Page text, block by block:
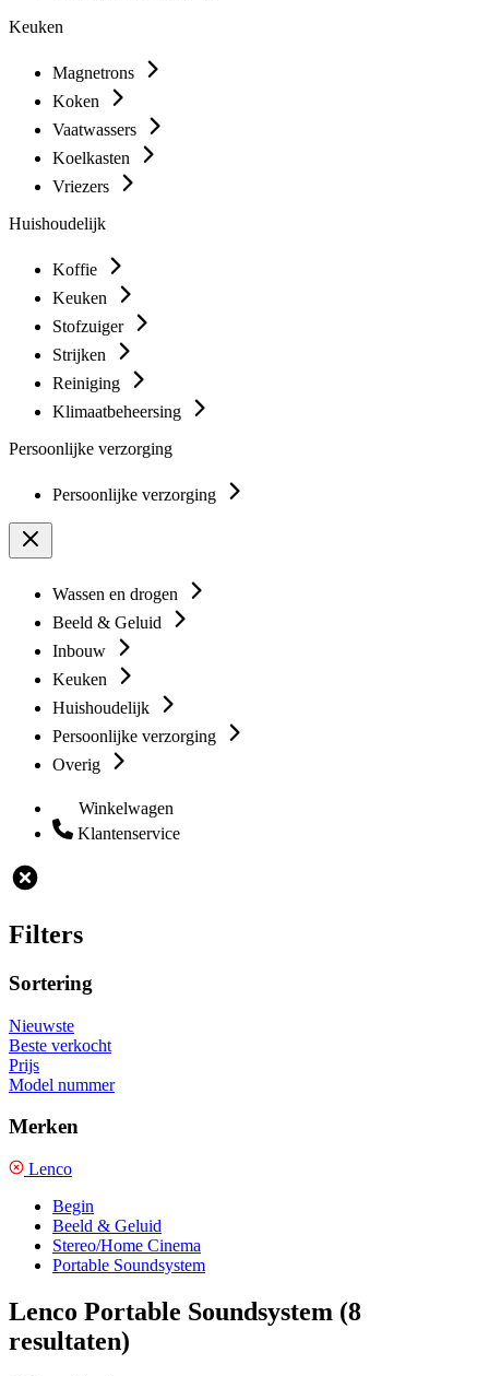
Keuken
Magnetrons
Koken
Vaatwassers
Koelkasten
Vriezers
Huishoudelijk
Koffie
Keuken
Stofzuiger
Strijken
Reiniging
Klimaatbeheersing
Persoonlijke verzorging
Persoonlijke verzorging
Wassen en drogen
Beeld & Geluid
Inbouw
Keuken
Huishoudelijk
Persoonlijke verzorging
Overig
Winkelwagen
Klantenservice
Filters
Sortering
Nieuwste
Beste verkocht
Prijs
Model nummer
Merken
Lenco
Begin
Beeld & Geluid
Stereo/Home Cinema
Portable Soundsystem
Lenco Portable Soundsystem (8
resultaten)